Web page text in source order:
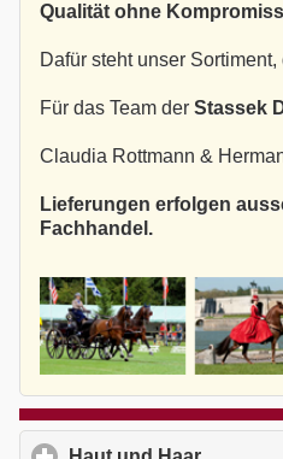
Qualität ohne
Dafür steht unser
Für das Team der Stassek
Claudia Rottmann &
Lieferungen erfolgen
Fachhandel.